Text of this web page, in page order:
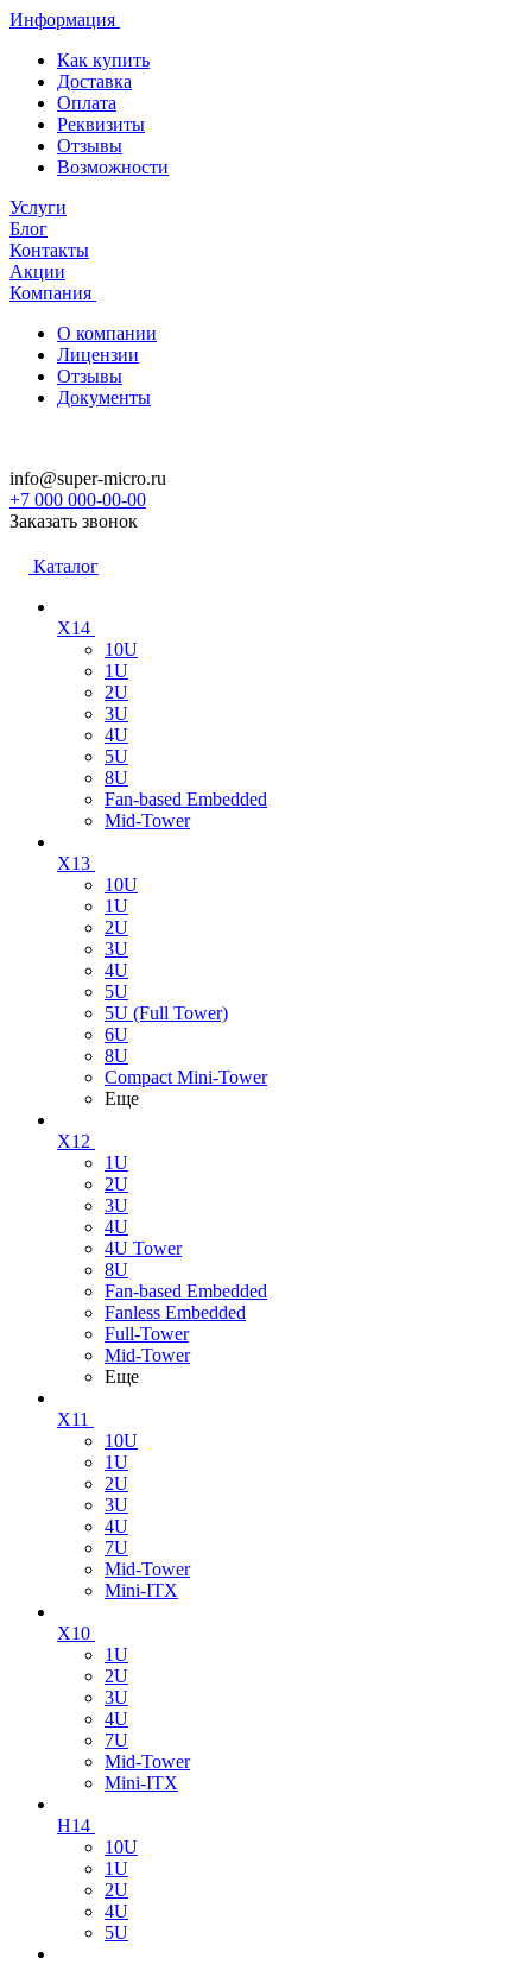
Информация
Как купить
Доставка
Оплата
Реквизиты
Отзывы
Возможности
Услуги
Блог
Контакты
Акции
Компания
О компании
Лицензии
Отзывы
Документы
info@super-micro.ru
+7 000 000-00-00
Заказать звонок
Каталог
X14
10U
1U
2U
3U
4U
5U
8U
Fan-based Embedded
Mid-Tower
X13
10U
1U
2U
3U
4U
5U
5U (Full Tower)
6U
8U
Compact Mini-Tower
Еще
X12
1U
2U
3U
4U
4U Tower
8U
Fan-based Embedded
Fanless Embedded
Full-Tower
Mid-Tower
Еще
X11
10U
1U
2U
3U
4U
7U
Mid-Tower
Mini-ITX
X10
1U
2U
3U
4U
7U
Mid-Tower
Mini-ITX
H14
10U
1U
2U
4U
5U